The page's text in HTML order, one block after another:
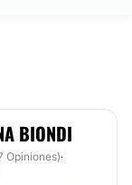
BIONDI
Opiniones)·